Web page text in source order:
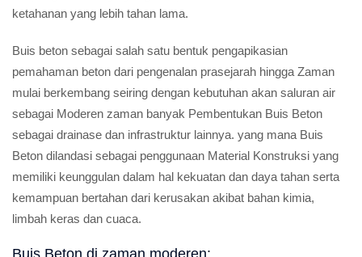
ketahanan yang lebih tahan lama.
Buis beton sebagai salah satu bentuk pengapikasian
pemahaman beton dari pengenalan prasejarah hingga Zaman
mulai berkembang seiring dengan kebutuhan akan saluran air
sebagai Moderen zaman banyak Pembentukan Buis Beton
sebagai drainase dan infrastruktur lainnya. yang mana Buis
Beton dilandasi sebagai penggunaan Material Konstruksi yang
memiliki keunggulan dalam hal kekuatan dan daya tahan serta
kemampuan bertahan dari kerusakan akibat bahan kimia,
limbah keras dan cuaca.
Buis Beton di zaman moderen: